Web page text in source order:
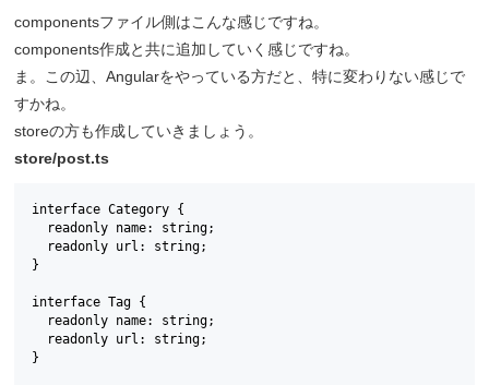
componentsファイル側はこんな感じですね。
components作成と共に追加していく感じですね。
ま。この辺、Angularをやっている方だと、特に変わりない感じで
すかね。
storeの方も作成していきましょう。
store/post.ts
interface Category {
  readonly name: string;
  readonly url: string;
}
interface Tag {
  readonly name: string;
  readonly url: string;
}